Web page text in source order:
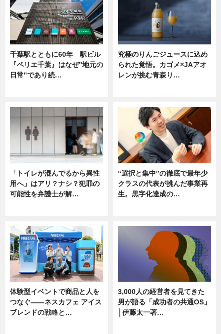
千葉駅とともに60年 駅ビル
『ペリエ千葉』はなぜ"地元の
日常"であり続…
究極のりんごジュースに込め
られた覚悟。カゴメ×JAアオ
レンが挑む青森り…
「トイレが混んでるから異性
用へ」はアリ？ナシ？犯罪の
可能性を弁護士が解…
“選択と集中”の徹底で最年少
クラスの代表が挑んだ事業再
生。黒字化達成の…
体験型イベントで商品と人を
つなぐ――ネスカフェ アイス
ブレンドの戦略と…
3,000人の経営者を見てきた
男が語る「成功者の共通OS」
│伊藤太一著…